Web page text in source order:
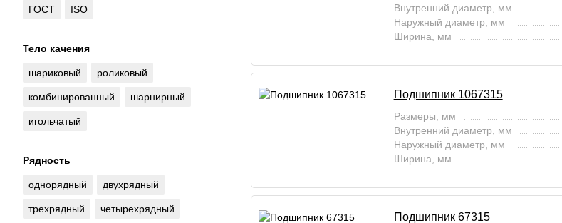
Внутренний диаметр, мм
Наружный диаметр, мм
Ширина, мм
Подшипник 1067315
Размеры, мм
Внутренний диаметр, мм
Наружный диаметр, мм
Ширина, мм
Подшипник 67315
ГОСТ ISO
Тело качения
шариковый роликовый
комбинированный шарнирный
игольчатый
Рядность
однорядный двухрядный
трехрядный четырехрядный